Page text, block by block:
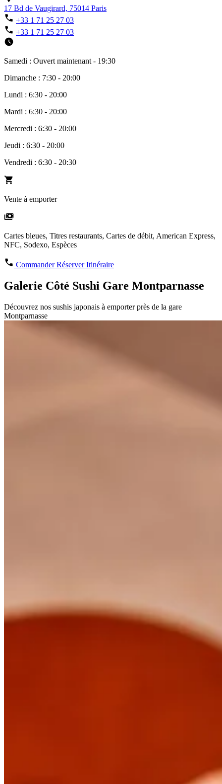
17 Bd de Vaugirard, 75014 Paris
+33 1 71 25 27 03
+33 1 71 25 27 03
Samedi : Ouvert maintenant - 19:30
Dimanche : 7:30 - 20:00
Lundi : 6:30 - 20:00
Mardi : 6:30 - 20:00
Mercredi : 6:30 - 20:00
Jeudi : 6:30 - 20:00
Vendredi : 6:30 - 20:30
Vente à emporter
Cartes bleues, Titres restaurants, Cartes de débit, American Express,
NFC, Sodexo, Espèces
CommanderRéserverItinéraire
Galerie Côté Sushi Gare Montparnasse
Découvrez nos sushis japonais à emporter près de la gare
Montparnasse